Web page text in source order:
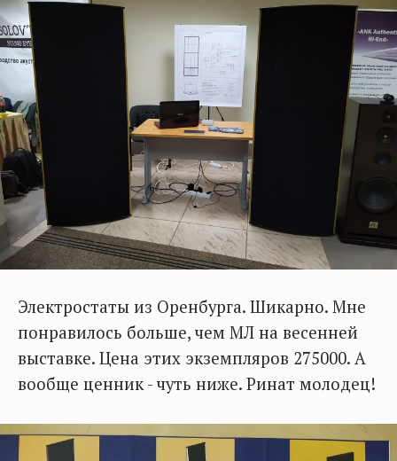
Электростаты из Оренбурга. Шикарно. Мне
понравилось больше, чем МЛ на весенней
выставке. Цена этих экземпляров 275000. А
вообще ценник - чуть ниже. Ринат молодец!